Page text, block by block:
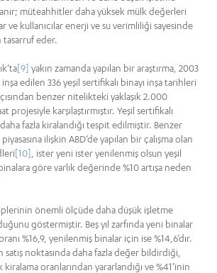
müteahhitler daha yüksek mülk değerleri
ve kullanıcılar enerji ve su verimliliği sayesinde
tasarruf eder.
[9] yakın zamanda yapılan bir araştırma, 2003
inşa edilen 336 yeşil sertifikalı binayı inşa tarihleri
benzer nitelikteki yaklaşık 2.000
projesiyle karşılaştırmıştır. Yeşil sertifikalı
daha fazla kiralandığı tespit edilmiştir. Benzer
ilişkin ABD’de yapılan bir çalışma olan
[10]
, ister yeni ister yenilenmiş olsun yeşil
göre varlık değerinde %10 artışa neden
önemli ölçüde daha düşük işletme
göstermiştir. Beş yıl zarfında yeni binalar
%16,9, yenilenmiş binalar için ise %14,6’dır.
satış noktasında daha fazla değer bildirdiği,
kiralama oranlarından yararlandığı ve %41’inin